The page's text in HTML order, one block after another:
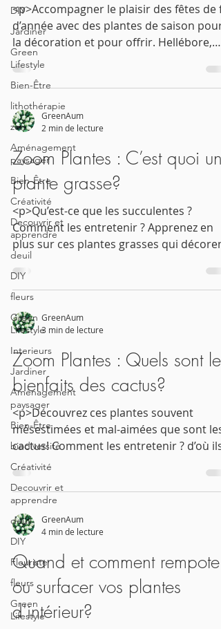
DIY
Jardiner
Green
Lifestyle
Bien-Être
lithothérapie
zen
Aménagement
paysager
Bien-Être
Créativité
Decouvrir et
apprendre
deuil
DIY
fleurs
Green
Lifestyle
Interieurs
Jardiner
Aménagement
paysager
Bien-Être
biodiversité
Créativité
Decouvrir et
apprendre
deuil
DIY
Fleuriste
fleurs
Green
Lifestyle
<p>Accompagner le plaisir des fêtes de
d’année avec des plantes de saison pour
la décoration et pour offrir. Hellébore,
poinsettia, cactus de Noël, bien choisir et
suivre nos conseil d’entretien pour les
rendre belles et durables.</p>
GreenAum
2 min de lecture
Zoom Plantes : C’est quoi une
plante grasse?
<p>Qu’est-ce que les succulentes ?
Comment les entretenir ? Apprenez en
plus sur ces plantes grasses qui décorent
de manière simple et apportent des
touches graphiques et naturelles à vos
espaces intérieurs, vos bureaux et même
sur vos terrasses ensoleillées.</p>
GreenAum
3 min de lecture
Zoom Plantes : Quels sont les
bienfaits des cactus?
<p>Découvrez ces plantes souvent
mésestimées et mal-aimées que sont les
cactus! Comment les entretenir ? d’où ils
viennent? où les installer ?et surtout
quelles sont leurs bienfaits?<br />
des plantes d’intérieur et
répondons ici à toutes ces questions. </
GreenAum
4 min de lecture
Quand et comment rempoter
ou surfacer vos plantes
d'intérieur?